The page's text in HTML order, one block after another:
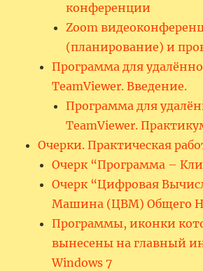
конференции
Zoom
(планирование) и
Программа для
TeamViewer. Введение.
Программа для
TeamViewer.
Очерки. Практическая
Очерк “Программа –
Очерк “Цифровая
Машина (ЦВМ) Общего
Программы, иконки
вынесены на главный
Windows 7